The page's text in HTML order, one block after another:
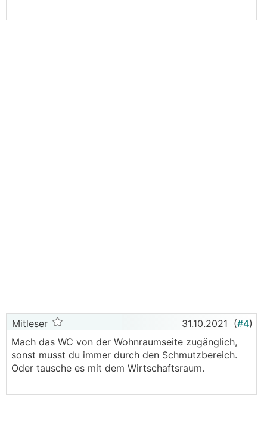
Mitleser 31.10.2021 (#4)
Mach das WC von der Wohnraumseite zugänglich,
sonst musst du immer durch den Schmutzbereich.
Oder tausche es mit dem Wirtschaftsraum.